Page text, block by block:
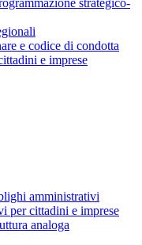
strategico-
e codice di condotta
e imprese
amministrativi
per cittadini e imprese
analoga